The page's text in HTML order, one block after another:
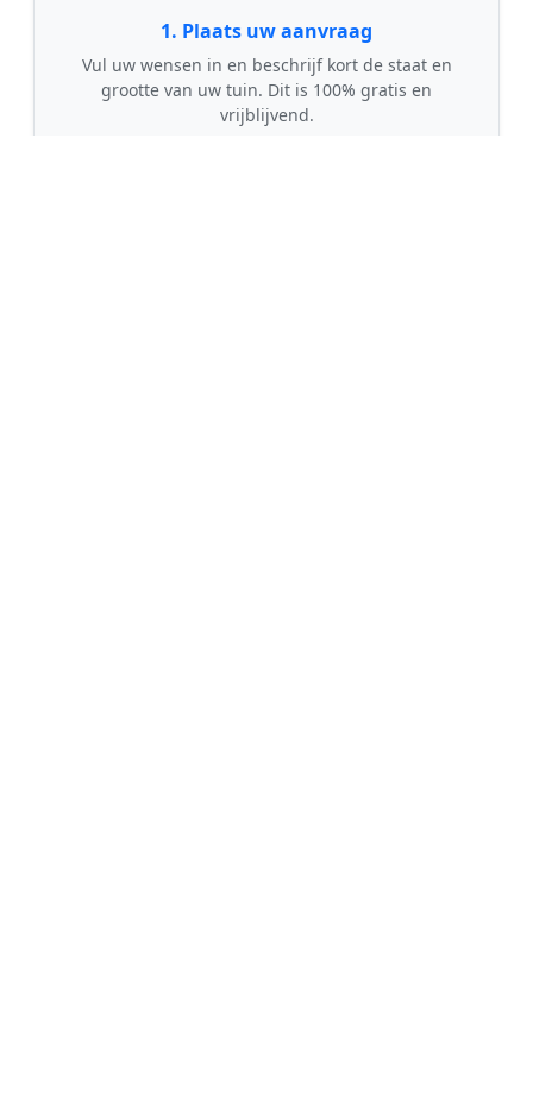
1. Plaats uw aanvraag
Vul uw wensen in en beschrijf kort de staat en
grootte van uw tuin. Dit is 100% gratis en
vrijblijvend.